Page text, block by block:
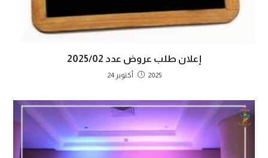
إعلان طلب عروض عدد 2025/02
2025 أكتوبر 24